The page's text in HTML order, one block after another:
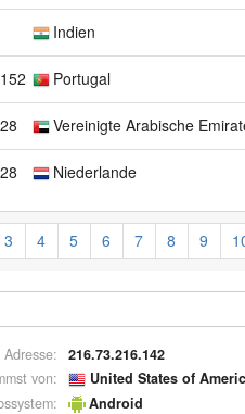
Indien
Portugal
Vereinigte Arabische
Niederlande
3 4 5 6 7 8 9
216.73.216.142
von:
United States of
Android